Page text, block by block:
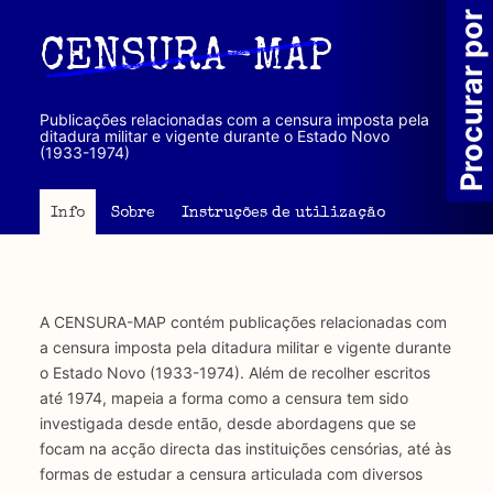
principal
CENSURA-MAP
Publicações relacionadas com a censura imposta pela
ditadura militar e vigente durante o Estado Novo
(1933-1974)
Info Sobre Instruções de utilização
A CENSURA-MAP contém publicações relacionadas com
a censura imposta pela ditadura militar e vigente durante
o Estado Novo (1933-1974). Além de recolher escritos
até 1974, mapeia a forma como a censura tem sido
investigada desde então, desde abordagens que se
focam na acção directa das instituições censórias, até às
formas de estudar a censura articulada com diversos
Procurar por